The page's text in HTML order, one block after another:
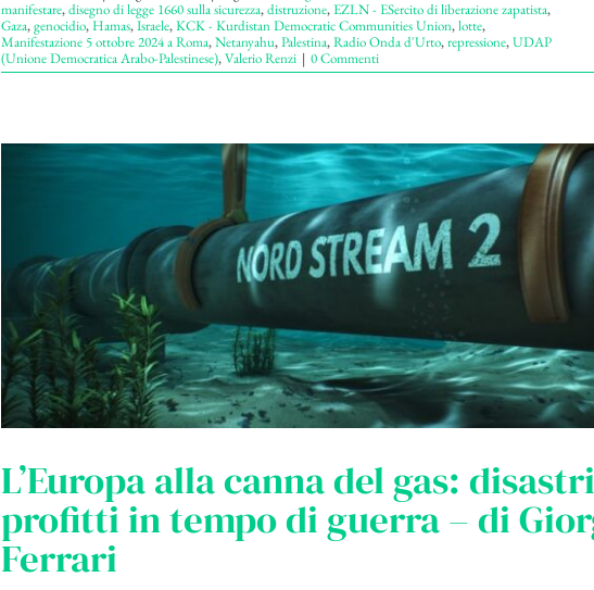
manifestare,disegno di legge 1660 sulla sicurezza,distruzione,EZLN - ESercito di liberazione zapatista,
Gaza,genocidio,Hamas,Israele,KCK - Kurdistan Democratic Communities Union,lotte,
Manifestazione 5 ottobre 2024 a Roma,Netanyahu,Palestina,Radio Onda d'Urto,repressione,UDAP
(Unione Democratica Arabo-Palestinese),Valerio Renzi | 0 Commenti
L’Europa alla canna del gas:
profitti in tempo di guerra – di
Ferrari